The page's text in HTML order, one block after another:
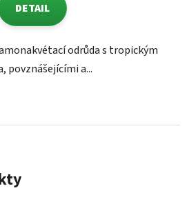
DETAIL
odrůda s tropickým
povznášejícími a...